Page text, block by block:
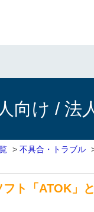
け / 法
> 不具合・トラブル
フト「ATOK